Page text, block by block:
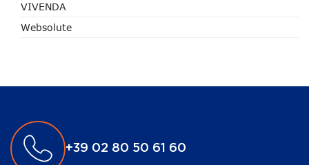
VIVENDA
Websolute
+39 02 80 50 61 60